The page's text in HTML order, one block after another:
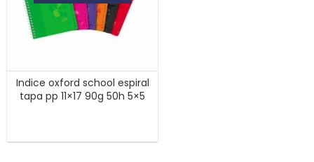
Indice oxford school espiral
tapa pp 11×17 90g 50h 5×5